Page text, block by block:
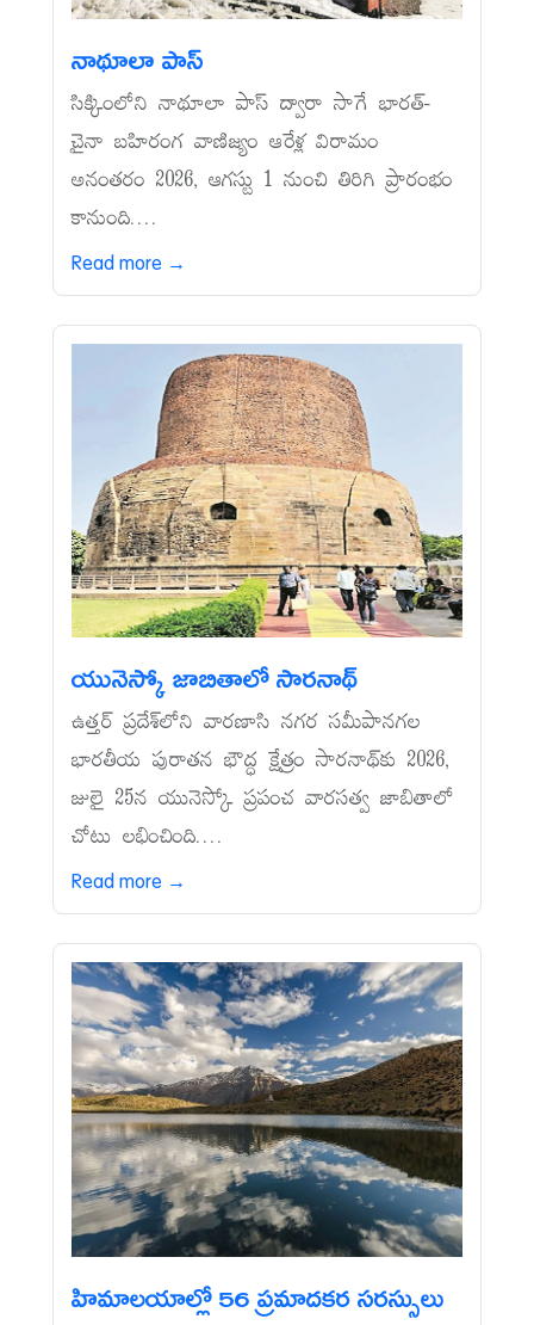
నాథూలా పాస్‌
సిక్కింలోని నాథూలా పాస్‌ ద్వారా సాగే భారత్‌-
చైనా బహిరంగ వాణిజ్యం ఆరేళ్ల విరామం
అనంతరం 2026, ఆగస్టు 1 నుంచి తిరిగి ప్రారంభం
కానుంది....
Read more →
యునెస్కో జాబితాలో సారనాథ్‌
ఉత్తర్‌ ప్రదేశ్‌లోని వారణాసి నగర సమీపానగల
భారతీయ పురాతన భౌద్ధ క్షేత్రం సారనాథ్‌కు 2026,
జులై 25న యునెస్కో ప్రపంచ వారసత్వ జాబితాలో
చోటు లభించింది....
Read more →
హిమాలయాల్లో 56 ప్రమాదకర సరస్సులు